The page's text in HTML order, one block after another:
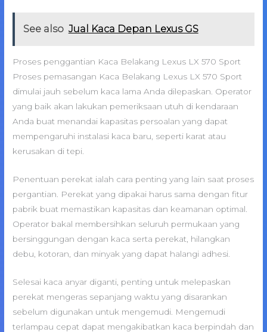
See also Jual Kaca Depan Lexus GS
Proses penggantian Kaca Belakang Lexus LX 570 Sport
Proses pemasangan Kaca Belakang Lexus LX 570 Sport
dimulai jauh sebelum kaca lama Anda dilepaskan. Operator
yang baik akan lakukan pemeriksaan utuh di kendaraan
Anda buat menandai kapasitas persoalan yang dapat
mempengaruhi instalasi kaca baru, seperti karat atau
kerusakan di tepi.
Penentuan perekat ialah cara penting yang lain saat proses
pergantian. Perekat yang dipakai harus sama dengan fitur
pabrik buat memastikan kapasitas dan keamanan optimal.
Operator bakal membersihkan seluruh permukaan yang
bersinggungan dengan kaca serta perekat, hilangkan
debu, kotoran, dan minyak yang dapat halangi adhesi.
Selesai kaca anyar diganti, penting untuk melepaskan
perekat mengeras sepanjang waktu yang disarankan
sebelum digunakan untuk mengemudi. Mengemudi
terlampau cepat dapat mengakibatkan kaca berpindah dan